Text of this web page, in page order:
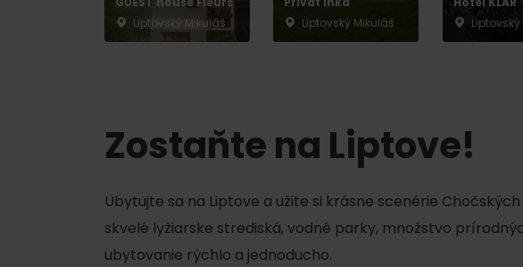
No data found
Ski&Aqua Bus
Vlaková
Letecká
Liptovský Mikuláš
Liptovský Mikuláš
Zostaňte na Liptove!
Ubytujte sa na Liptove a užite si krásne scenérie
skvelé lyžiarske strediská, vodné parky, množstvo
ubytovanie rýchlo a jednoducho.